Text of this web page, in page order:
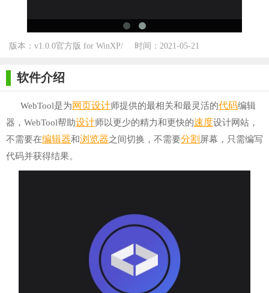
版本：v1.0.0官方版 for WinXP/
时间：2021-05-21
软件介绍
WebTool是为网页设计师提供的最相关和最灵活的代码编辑
器，WebTool帮助设计师以更少的精力和更快的速度设计网站，
不需要在编辑器和浏览器之间切换，不需要分割屏幕，只需编写
代码并获得结果。